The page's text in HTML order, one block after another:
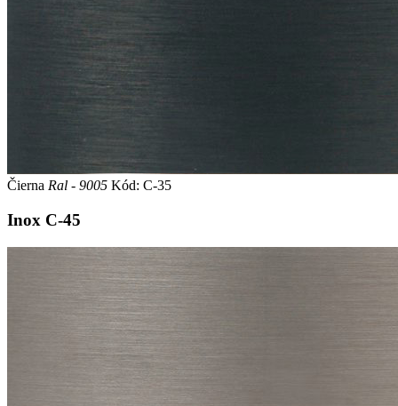
Čierna Ral - 9005 Kód: C-35
Inox C-45